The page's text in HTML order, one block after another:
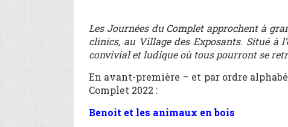
Les Journées du Complet approchent à
clinics, au Village des Exposants. Situé à
convivial et ludique où tous pourront se
En avant-première – et par ordre
Complet 2022 :
Benoit et les animaux en bois